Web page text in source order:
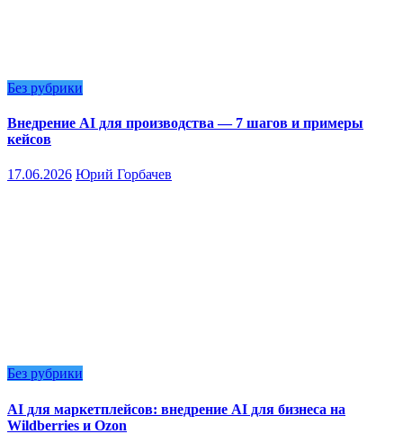
Без рубрики
Внедрение AI для производства — 7 шагов и примеры
кейсов
17.06.2026 Юрий Горбачев
Без рубрики
AI для маркетплейсов: внедрение AI для бизнеса на
Wildberries и Ozon